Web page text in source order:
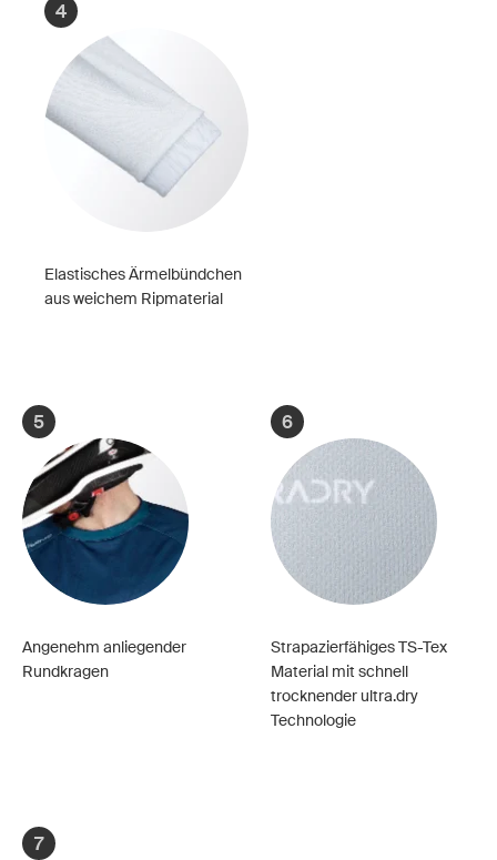
4
Elastisches Ärmelbündchen
aus weichem Ripmaterial
5
Angenehm anliegender
Rundkragen
6
Strapazierfähiges TS-Tex
Material mit schnell
trocknender ultra.dry
Technologie
7